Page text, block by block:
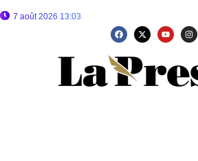
7 août 2026 13:03